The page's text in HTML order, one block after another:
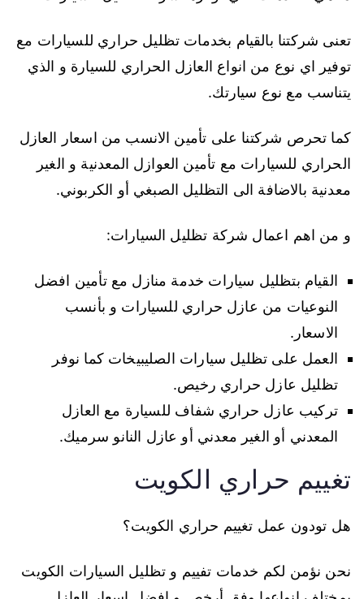
تعنى شركتنا بالقيام بخدمات تظليل حراري للسيارات مع
توفير اي نوع من انواع العازل الحراري للسيارة و الذي
يتناسب مع نوع سيارتك.
كما تحرص شركتنا على تأمين الانسب من اسعار العازل
الحراري للسيارات مع تأمين العوازل المعدنية و الغير
معدنية بالاضافة الى التظليل الصبغي أو الكربوني.
و من اهم اعمال شركة تظليل السيارات:
القيام بتظليل سيارات خدمة منازل مع تأمين افضل
النوعيات من عازل حراري للسيارات و بأنسب
الاسعار.
العمل على تظليل سيارات الصليبيخات كما نوفر
تظليل عازل حراري رخيص.
تركيب عازل حراري شفاف للسيارة مع العازل
المعدني أو الغير معدني أو عازل النانو سرميك.
تغييم حراري الكويت
هل تودون عمل تغييم حراري الكويت؟
نحن نؤمن لكم خدمات تفييم و تظليل السيارات الكويت